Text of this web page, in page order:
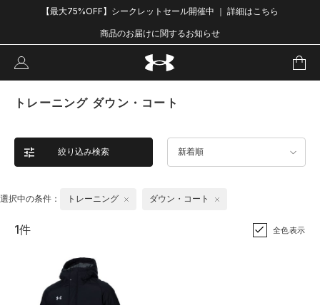
【最大75%OFF】シークレットセール開催中 ｜ 詳細はこちら
商品のお届けに関するお知らせ
トレーニング ダウン・コート
絞り込み検索 新着順
選択中の条件： トレーニング ダウン・コート
1件 全色表示